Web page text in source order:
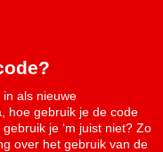
als nieuwe
hoe gebruik je de code
je ‘m juist niet? Zo
over het gebruik van de